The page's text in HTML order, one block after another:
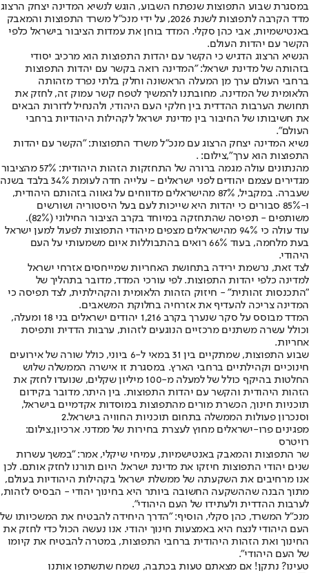
במסגרת שבוע התפוצות שנפתח השבוע, הוגש לנשיא המדינה יצחק הרצוג
מדד הקרבה לתפוצות לשנת 2026, על ידי מנכ"ל משרד התפוצות והמאבק
באנטישמיות, אבי כהן סקלי. המדד בוחן את עמדות הציבור בישראל כלפי
הקשר עם יהדות העולם.
הנשיא הרצוג הדגיש כי הקשר עם יהדות התפוצות הוא מרכיב יסודי
בזהותה של מדינת ישראל: "המדינה רואה בקשר עם יהדות התפוצות
ברחבי העולם ערך מן המעלה הראשונה וחלק בלתי נפרד מזהותה
הלאומית של המדינה. מחובתנו להמשיך לטפח קשר עמוק זה, לחזק את
תחושת הערבות ההדדית בין חלקי העם היהודי, ולהנחיל לדורות הבאים
את חשיבותו של החיבור בין מדינת ישראל לקהילות היהודיות ברחבי
העולם".
נשיא המדינה יצחק הרצוג עם מנכ"ל משרד התפוצות: "הקשר עם יהדות
התפוצות הוא ערך",צילום: .
מהנתונים עולה מגמה ברורה של התחזקות הזהות היהודית: 57% מהציבור
מגדירים עצמם יהודים לפני ישראלים - עלייה חדה לעומת 34% בלבד בשנה
שעברה. במקביל, 87% מהישראלים מדווחים על גאווה בזהותם היהודית,
ו-85% סבורים כי יהדות היא שייכות לעם בעל היסטוריה ושורשים
משותפים - תפיסה שהתחזקה במיוחד בקרב הציבור החילוני (82%).
עוד עולה כי 94% מהישראלים מצפים מיהודי התפוצות לפעול למען ישראל
בעת מלחמה, בעוד 66% רואים בהתבוללות איום משמעותי על העם
היהודי.
לצד זאת, נרשמת ירידה בתחושת האחריות שמייחסים אזרחי ישראל
למדינה כלפי יהדות התפוצות. לפי עורכי המדד, מדובר בתהליך של
"התכנסות זהותית" - חיזוק הזהות הלאומית והקהילתית, לצד תפיסה כי
המדינה צריכה להעדיף את אזרחיה בחלוקת המשאבים.
המדד מבוסס על סקר שנערך בקרב 1,216 יהודים ישראלים בני 18 ומעלה,
וכולל עשרה משתנים מרכזיים הנוגעים לזהות, ערבות הדדית ותפיסת
אחריות.
שבוע התפוצות, שמתקיים בין 31 במאי ל-6 ביוני, כולל שורה של אירועים
חינוכיים וקהילתיים ברחבי הארץ. במסגרת זו אישרה הממשלה שלוש
החלטות בהיקף כולל של למעלה מ-100 מיליון שקלים, שנועדו לחזק את
הזהות היהודית והקשר עם יהדות התפוצות. בין היתר, מדובר בקידום
תוכניות חינוך, הכשרת מורים מהתפוצות במוסדות אקדמיים בישראל,
וסנכרון פעולות הממשלה בתחום תוכניות החוויה בישראל.2
מפגינים פרו-ישראלים מחוץ לעצרת בחירות של ממדני. ארכיון,צילום:
רויטרס
שר התפוצות והמאבק באנטישמיות, עמיחי שיקלי, אמר: "במשך עשרות
שנים יהודי התפוצות חיזקו את מדינת ישראל. היום תורנו לחזק אותם. לכן
אנו מרחיבים את השקעתה של ממשלת ישראל בקהילות היהודיות בעולם,
מתוך הבנה שההשקעה החשובה ביותר היא בחינוך יהודי - הבסיס לזהות,
לערבות ההדדית ולעתידו של העם היהודי".
מנכ"ל המשרד, כהן סקלי, הוסיף: "הדרך היחידה להבטיח את המשכיותו של
העם היהודי לנצח היא באמצעות חינוך יהודי. אנו נעשה הכול כדי לחזק את
החינוך ואת הזהות היהודית ברחבי התפוצות, במטרה להבטיח את קיומו
של העם היהודי".
טעינו? נתקן! אם מצאתם טעות בכתבה, נשמח שתשתפו אותנו